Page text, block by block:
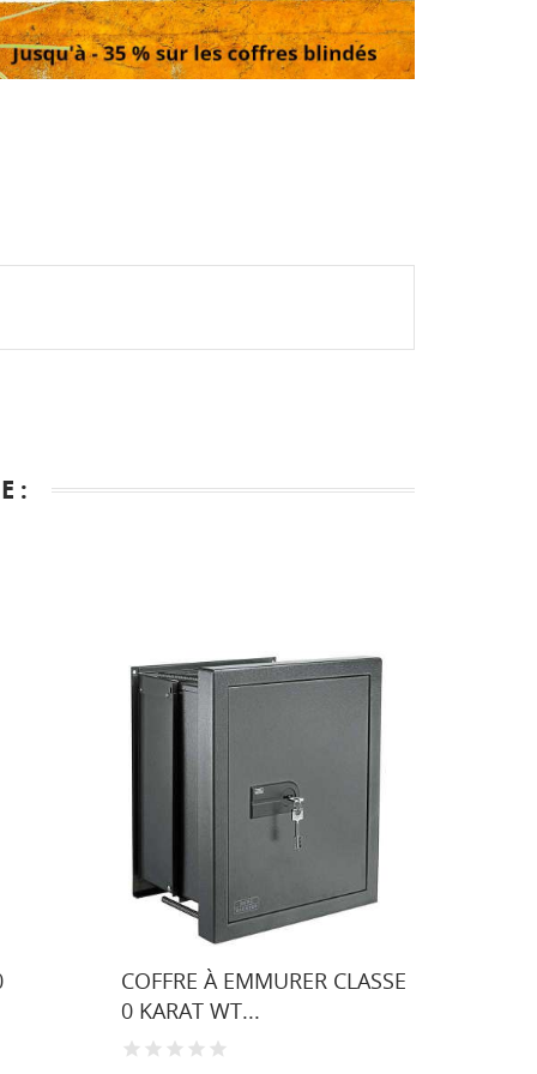
:
COFFRE À EMMURER CLASSE
0 KARAT WT...